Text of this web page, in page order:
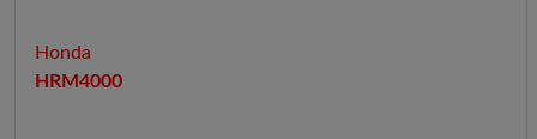
Honda
HRM4000